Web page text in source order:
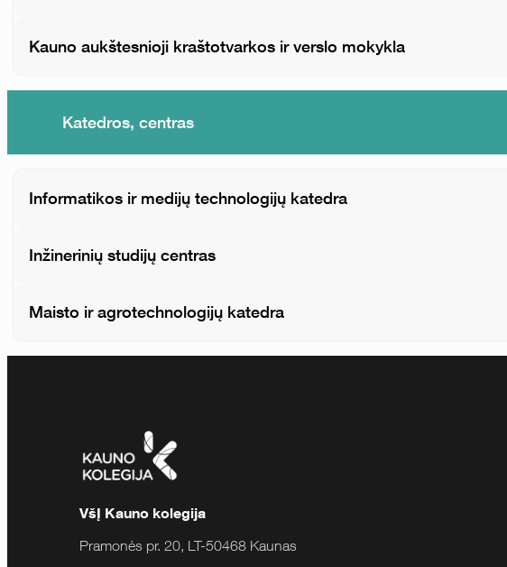
Kauno aukštesnioji kraštotvarkos ir verslo mokykla
Katedros, centras
Informatikos ir medijų technologijų katedra
Inžinerinių studijų centras
Maisto ir agrotechnologijų katedra
VšĮ Kauno kolegija
Pramonės pr. 20, LT-50468 Kaunas